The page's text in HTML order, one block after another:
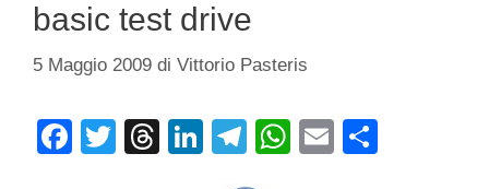
basic test drive
5 Maggio 2009 di Vittorio Pasteris
F
T
T
Li
T
W E